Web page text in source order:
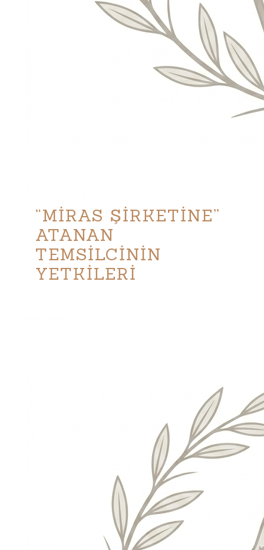
“MİRAS ŞİRKETİNE”
ATANAN
TEMSİLCİNİN
YETKİLERİ